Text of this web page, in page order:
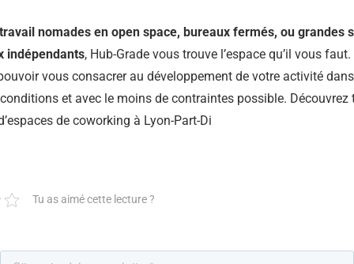
nomades en open space, bureaux fermés, ou grandes
indépendants, Hub-Grade vous trouve l’espace qu’il vous
vous consacrer au développement de votre activité
et avec le moins de contraintes possible. Découvrez
de coworking à Lyon-Part-Di
Tu as aimé cette lecture ?